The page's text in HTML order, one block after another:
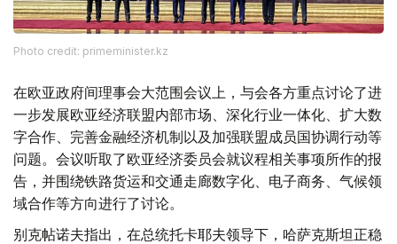
Photo credit: primeminister.kz
在欧亚政府间理事会大范围会议上，与会各方重点讨论了进
一步发展欧亚经济联盟内部市场、深化行业一体化、扩大数
字合作、完善金融经济机制以及加强联盟成员国协调行动等
问题。会议听取了欧亚经济委员会就议程相关事项所作的报
告，并围绕铁路货运和交通走廊数字化、电子商务、气候领
域合作等方向进行了讨论。
别克帖诺夫指出，在总统托卡耶夫领导下，哈萨克斯坦正稳